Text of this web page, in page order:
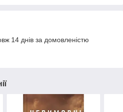
14 днів за домовленістю